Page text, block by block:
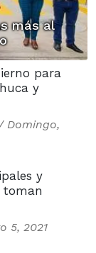
más al
para
y
Domingo,
y
toman
5, 2021